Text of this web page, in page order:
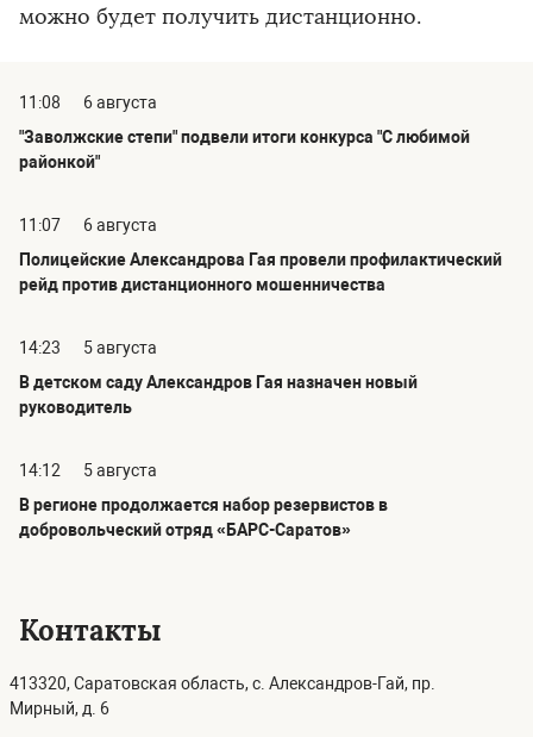
можно будет получить дистанционно.
11:08
6 августа
"Заволжские степи" подвели итоги конкурса "С любимой
районкой"
11:07
6 августа
Полицейские Александрова Гая провели профилактический
рейд против дистанционного мошенничества
14:23
5 августа
В детском саду Александров Гая назначен новый
руководитель
14:12
5 августа
В регионе продолжается набор резервистов в
добровольческий отряд «БАРС-Саратов»
Контакты
413320, Саратовская область, с. Александров-Гай, пр.
Мирный, д. 6